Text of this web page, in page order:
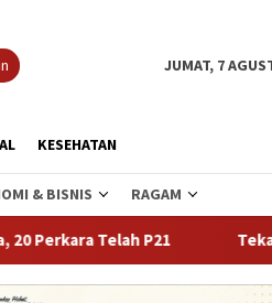
JUMAT, 7
KESEHATAN
& BISNIS RAGAM
Tekan Angka